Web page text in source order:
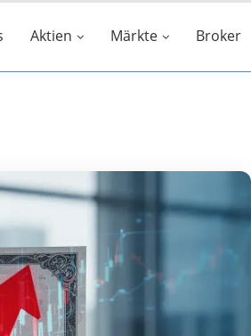
Aktien Märkte Broker